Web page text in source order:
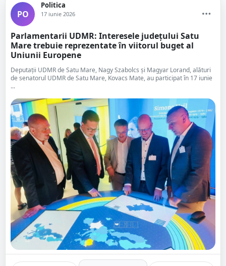
PO
Politica
17 iunie 2026
Parlamentarii UDMR: Interesele județului Satu
Mare trebuie reprezentate în viitorul buget al
Uniunii Europene
Deputații UDMR de Satu Mare, Nagy Szabolcs și Magyar Lorand, alături
de senatorul UDMR de Satu Mare, Kovacs Mate, au participat în 17 iunie
...